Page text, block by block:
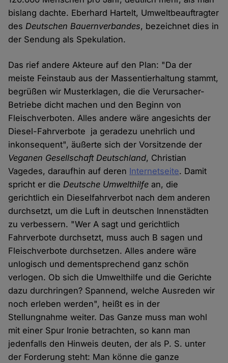
bislang dachte. Eberhard Hartelt, Umweltbeauftragter
desDeutschen Bauernverbandes, bezeichnet dies in
der Sendung als Spekulation.
Das rief andere Akteure auf den Plan: "Da der
meiste Feinstaub aus der Massentierhaltung stammt,
begrüßen wir Musterklagen, die die Verursacher-
Betriebe dicht machen und den Beginn von
Fleischverboten. Alles andere wäre angesichts der
Diesel-Fahrverbote ja geradezu unehrlich und
inkonsequent", äußerte sich der Vorsitzende der
Veganen Gesellschaft Deutschland, Christian
Vagedes, daraufhin auf deren Internetseite. Damit
spricht er dieDeutsche Umwelthilfe an, die
gerichtlich ein Dieselfahrverbot nach dem anderen
durchsetzt, um die Luft in deutschen Innenstädten
zu verbessern. "Wer A sagt und gerichtlich
Fahrverbote durchsetzt, muss auch B sagen und
Fleischverbote durchsetzen. Alles andere wäre
unlogisch und dementsprechend ganz schön
verlogen. Ob sich die Umwelthilfe und die Gerichte
dazu durchringen? Spannend, welche Ausreden wir
noch erleben werden", heißt es in der
Stellungnahme weiter. Das Ganze muss man wohl
mit einer Spur Ironie betrachten, so kann man
jedenfalls den Hinweis deuten, der als P. S. unter
der Forderung steht: Man könne die ganze